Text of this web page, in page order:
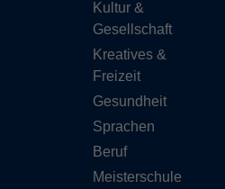
Kultur &
Gesellschaft
Kreatives &
Freizeit
Gesundheit
Sprachen
Beruf
Meisterschule